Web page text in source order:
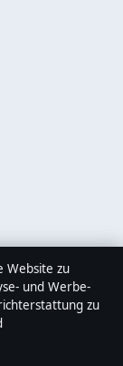
mit
Website zu
und Werbe-
zu